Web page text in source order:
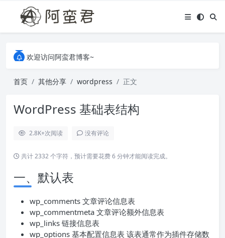
关于本站，有任何疑问都可以评论或留言。
欢迎访问阿蛮君博客~
欢迎访问阿蛮君博客~
首页 其他分享 wordpress 正文
WordPress 基础表结构
2.8K+次阅读 没有评论
共计 2332 个字符，预计需要花费 6 分钟才能阅读完成。
一、默认表
wp_comments 文章评论信息表
wp_commentmeta 文章评论额外信息表
wp_links 链接信息表
wp_options 基本配置信息表 该表通常作为插件存储数